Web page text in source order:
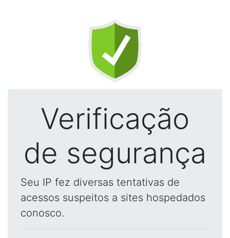
Verificação
de segurança
Seu IP fez diversas tentativas de
acessos suspeitos a sites hospedados
conosco.